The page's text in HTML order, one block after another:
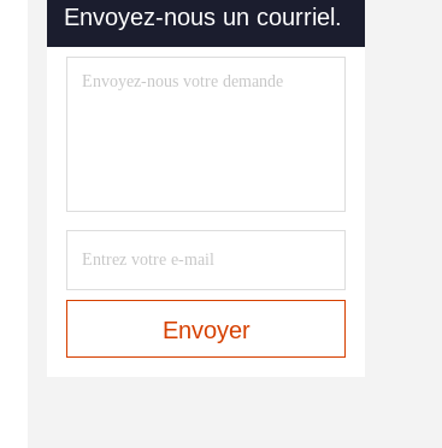
Envoyez-nous un courriel.
Envoyer